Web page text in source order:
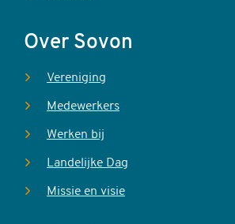
Over Sovon
Vereniging
Medewerkers
Werken bij
Landelijke Dag
Missie en visie